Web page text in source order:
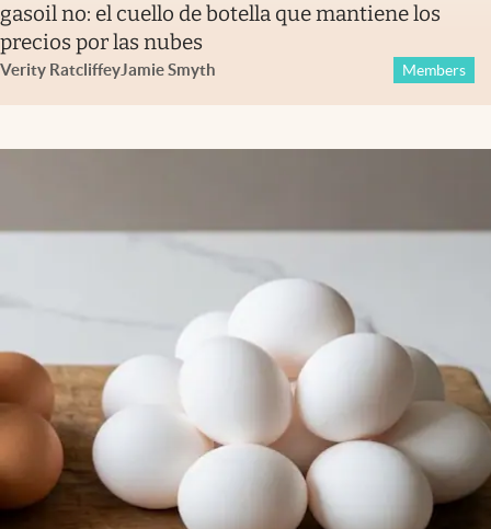
gasoil no: el cuello de botella que mantiene los
precios por las nubes
Verity RatcliffeyJamie Smyth Members